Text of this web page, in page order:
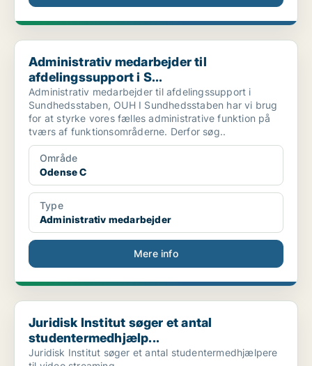
Administrativ medarbejder til afdelingssupport i S...
Administrativ medarbejder til
afdelingssupport i S...
Administrativ medarbejder til afdelingssupport i
Sundhedsstaben, OUH I Sundhedsstaben har vi brug
for at styrke vores fælles administrative funktion på
tværs af funktionsområderne. Derfor søg..
Område
Odense C
Type
Administrativ medarbejder
Mere info
Juridisk Institut søger et antal studentermedhjælp...
Juridisk Institut søger et antal
studentermedhjælp...
Juridisk Institut søger et antal studentermedhjælpere